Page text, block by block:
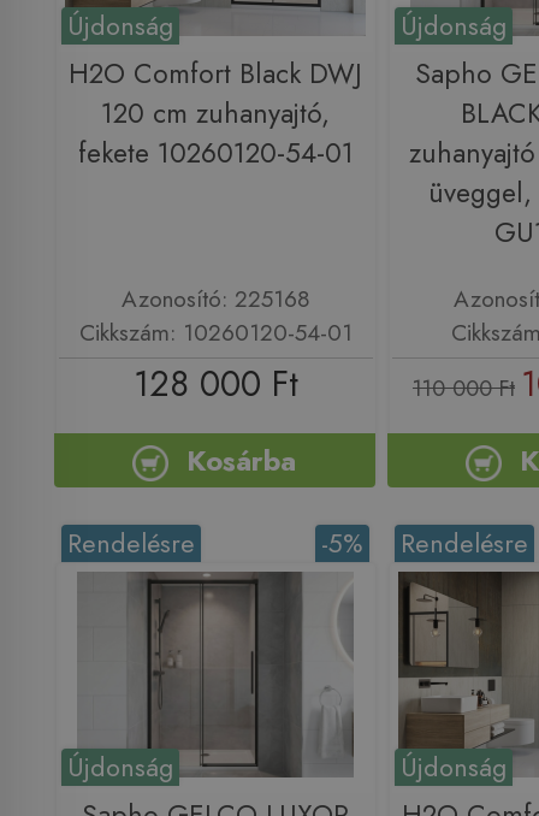
Újdonság
H2O Comfort Black DWJ
120 cm zuhanyajtó,
fekete 10260120-54-01
Azonosító: 225168
Cikkszám: 10260120-54-01
128 000 Ft
Kosárba
Újdonság
Sapho
110 000 Ft
Újdonság
-5%
Rendelésre
Újdonság
Rendelésre